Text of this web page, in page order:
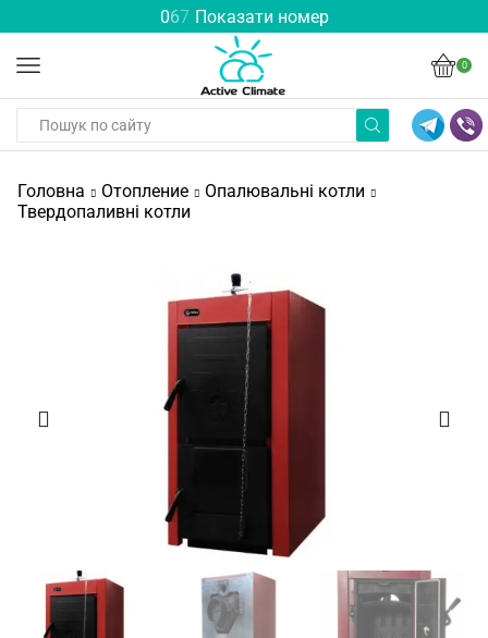
067 Показати номер
0
Головна Отопление
Опалювальні котли
Твердопаливні котли